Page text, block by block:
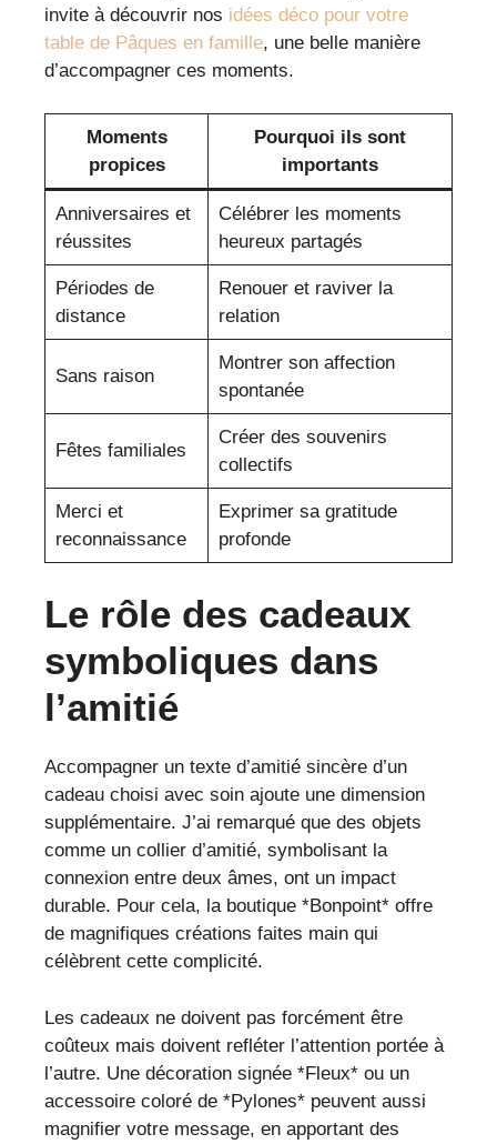
invite à découvrir nos idées déco pour votre
table de Pâques en famille, une belle manière
d’accompagner ces moments.
Moments
propices
Pourquoi ils sont
importants
Anniversaires et
réussites
Célébrer les moments
heureux partagés
Périodes de
distance
Renouer et raviver la
relation
Sans raison
Montrer son affection
spontanée
Fêtes familiales
Créer des souvenirs
collectifs
Merci et
reconnaissance
Exprimer sa gratitude
profonde
Le rôle des cadeaux
symboliques dans
l’amitié
Accompagner un texte d’amitié sincère d’un
cadeau choisi avec soin ajoute une dimension
supplémentaire. J’ai remarqué que des objets
comme un collier d’amitié, symbolisant la
connexion entre deux âmes, ont un impact
durable. Pour cela, la boutique *Bonpoint* offre
de magnifiques créations faites main qui
célèbrent cette complicité.
Les cadeaux ne doivent pas forcément être
coûteux mais doivent refléter l’attention portée à
l’autre. Une décoration signée *Fleux* ou un
accessoire coloré de *Pylones* peuvent aussi
magnifier votre message, en apportant des